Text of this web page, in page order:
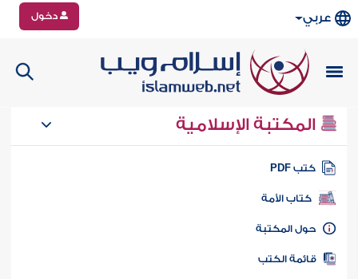
عربي دخول
المكتبة الإسلامية
كتب PDF
كتاب الأمة
المكتبة